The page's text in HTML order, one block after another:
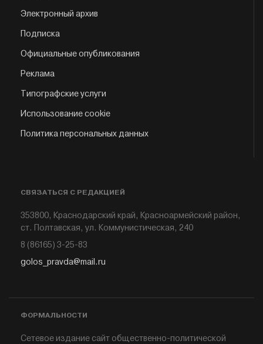
Электронный архив
Подписка
Официальные опубликования
Реклама
Типографские услуги
Использование cookie
Политика персональных данных
СВЯЗАТЬСЯ С РЕДАКЦИЕЙ
353800, Краснодарский край, Красноармейский район,
ст. Полтавская, ул. Коммунистическая, 240
8 (86165) 3-25-83
golos_pravda@mail.ru
ФОРМАЛЬНОСТИ
Сетевое издание сайт общественно-политической